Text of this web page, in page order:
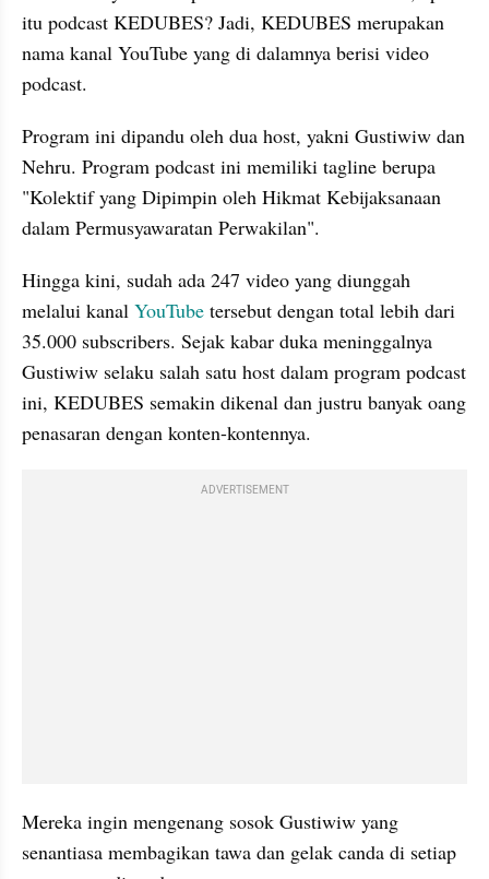
itu podcast KEDUBES? Jadi, KEDUBES merupakan
nama kanal YouTube yang di dalamnya berisi video
podcast.
Program ini dipandu oleh dua host, yakni Gustiwiw dan
Nehru. Program podcast ini memiliki tagline berupa
"Kolektif yang Dipimpin oleh Hikmat Kebijaksanaan
dalam Permusyawaratan Perwakilan".
Hingga kini, sudah ada 247 video yang diunggah
melalui kanal YouTube tersebut dengan total lebih dari
35.000 subscribers. Sejak kabar duka meninggalnya
Gustiwiw selaku salah satu host dalam program podcast
ini, KEDUBES semakin dikenal dan justru banyak oang
penasaran dengan konten-kontennya.
ADVERTISEMENT
Mereka ingin mengenang sosok Gustiwiw yang
senantiasa membagikan tawa dan gelak canda di setiap